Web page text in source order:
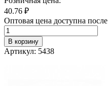
40.76 ₽
Оптовая цена доступна
В корзину
Артикул: 5438